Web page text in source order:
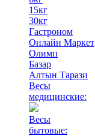
15кг
30кг
Гастроном
Онлайн Маркет
Олимп
Базар
Алтын Тарази
Весы
медицинские:
Весы
бытовые: